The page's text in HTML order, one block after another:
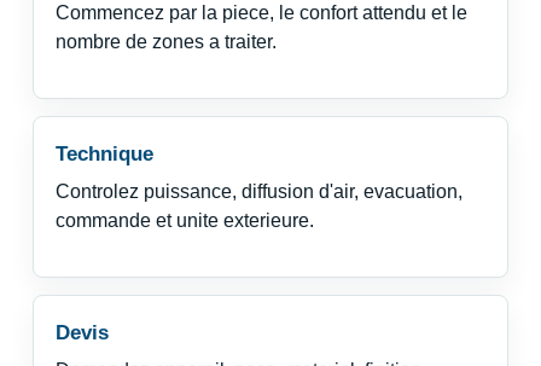
Commencez par la piece, le confort attendu et le
nombre de zones a traiter.
Technique
Controlez puissance, diffusion d'air, evacuation,
commande et unite exterieure.
Devis